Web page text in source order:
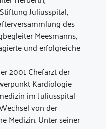
Juliusspital,
des
Meesmanns,
und erfolgreiche
2001 Chefarzt der
Kardiologie
im Juliusspital
von der
Medizin. Unter seiner